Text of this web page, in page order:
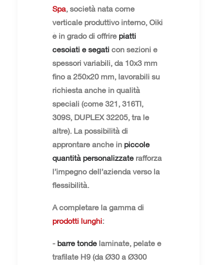
Spa, società nata come
verticale produttivo interno, Oiki
è in grado di offrire piatti
cesoiati e segati con sezioni e
spessori variabili, da 10x3 mm
fino a 250x20 mm, lavorabili su
richiesta anche in qualità
speciali (come 321, 316TI,
309S, DUPLEX 32205, tra le
altre). La possibilità di
approntare anche in piccole
quantità personalizzate rafforza
l’impegno dell’azienda verso la
flessibilità.
A completare la gamma di
prodotti lunghi:
- barre tonde laminate, pelate e
trafilate H9 (da Ø30 a Ø300